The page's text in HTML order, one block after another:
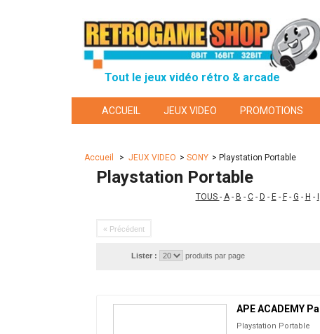
Tout le jeux vidéo rétro & arcade
ACCUEIL JEUX VIDEO PROMOTIONS
Accueil > JEUX VIDEO > SONY > Playstation Portable
Playstation Portable
TOUS - A- B - C- D - E- F- G - H -
« Précédent
Lister : produits par page
APE ACADEMY
Playstation Portable